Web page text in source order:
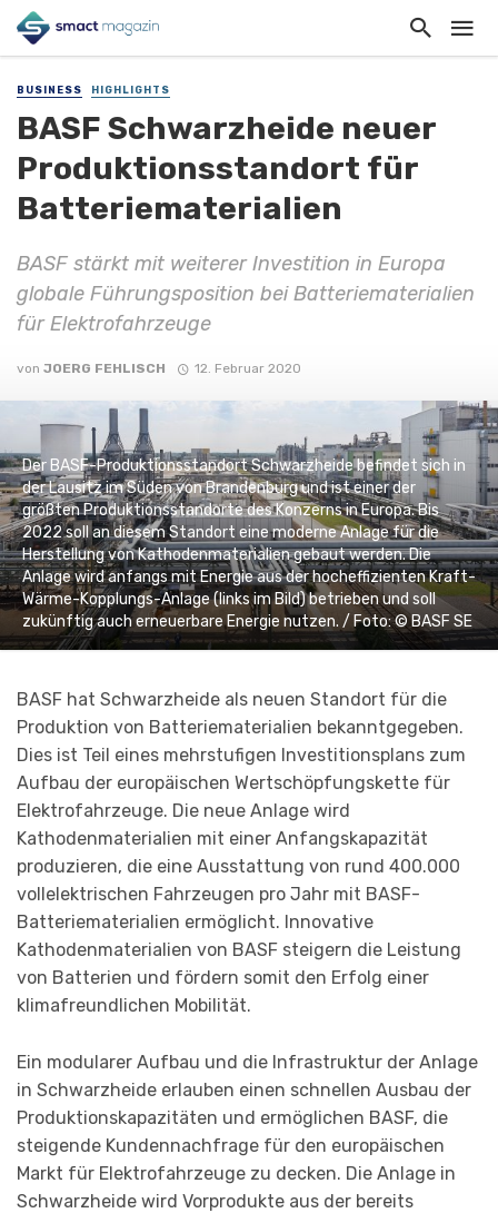
BUSINESS HIGHLIGHTS
BASF Schwarzheide neuer
Produktionsstandort für
Batteriematerialien
BASF stärkt mit weiterer Investition in Europa
globale Führungsposition bei Batteriematerialien
für Elektrofahrzeuge
von JOERG FEHLISCH 12. Februar 2020
Der BASF-Produktionsstandort Schwarzheide befindet sich in
der Lausitz im Süden von Brandenburg und ist einer der
größten Produktionsstandorte des Konzerns in Europa. Bis
2022 soll an diesem Standort eine moderne Anlage für die
Herstellung von Kathodenmaterialien gebaut werden. Die
Anlage wird anfangs mit Energie aus der hocheffizienten Kraft-
Wärme-Kopplungs-Anlage (links im Bild) betrieben und soll
zukünftig auch erneuerbare Energie nutzen. / Foto: © BASF SE
BASF hat Schwarzheide als neuen Standort für die
Produktion von Batteriematerialien bekanntgegeben.
Dies ist Teil eines mehrstufigen Investitionsplans zum
Aufbau der europäischen Wertschöpfungskette für
Elektrofahrzeuge. Die neue Anlage wird
Kathodenmaterialien mit einer Anfangskapazität
produzieren, die eine Ausstattung von rund 400.000
vollelektrischen Fahrzeugen pro Jahr mit BASF-
Batteriematerialien ermöglicht. Innovative
Kathodenmaterialien von BASF steigern die Leistung
von Batterien und fördern somit den Erfolg einer
klimafreundlichen Mobilität.
Ein modularer Aufbau und die Infrastruktur der Anlage
in Schwarzheide erlauben einen schnellen Ausbau der
Produktionskapazitäten und ermöglichen BASF, die
steigende Kundennachfrage für den europäischen
Markt für Elektrofahrzeuge zu decken. Die Anlage in
Schwarzheide wird Vorprodukte aus der bereits